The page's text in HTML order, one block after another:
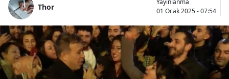
Thor
Yayınlanma
01 Ocak 2025 - 07:54